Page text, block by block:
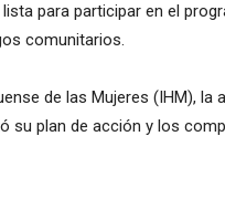
para participar en el
comunitarios.
de las Mujeres (IHM), la
su plan de acción y los